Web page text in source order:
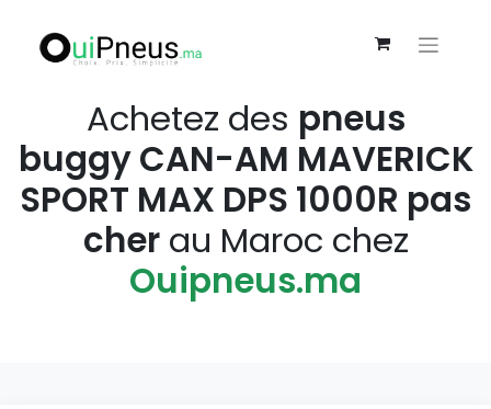
Achetez des pneus
buggy CAN-AM MAVERICK
SPORT MAX DPS 1000R pas
cherau Maroc chez
Ouipneus.ma